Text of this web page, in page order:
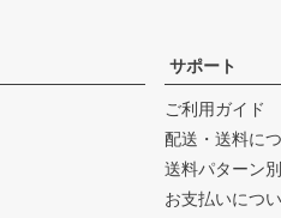
サポート
ご利用ガイド
配送・送料に
送料パターン
お支払いにつ